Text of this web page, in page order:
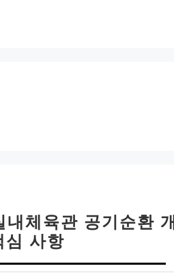
체육관 공기순환 개
심 사항